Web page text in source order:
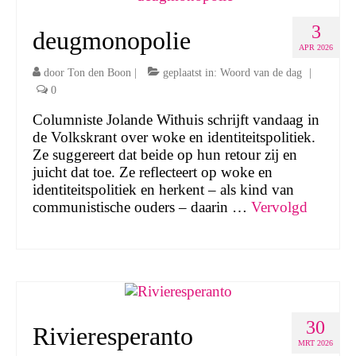
3
APR 2026
deugmonopolie
door Ton den Boon geplaatst in: Woord van de dag
0
Columniste Jolande Withuis schrijft vandaag in
de Volkskrant over woke en identiteitspolitiek.
Ze suggereert dat beide op hun retour zij en
juicht dat toe. Ze reflecteert op woke en
identiteitspolitiek en herkent – als kind van
communistische ouders – daarin … Vervolgd
30
MRT 2026
Rivieresperanto